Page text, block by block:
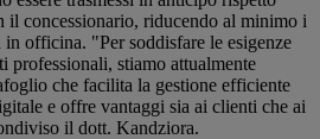
il concessionario, riducendo al minimo i
in officina. "Per soddisfare le esigenze
professionali, stiamo attualmente
che facilita la gestione efficiente
e offre vantaggi sia ai clienti che ai
il dott. Kandziora.